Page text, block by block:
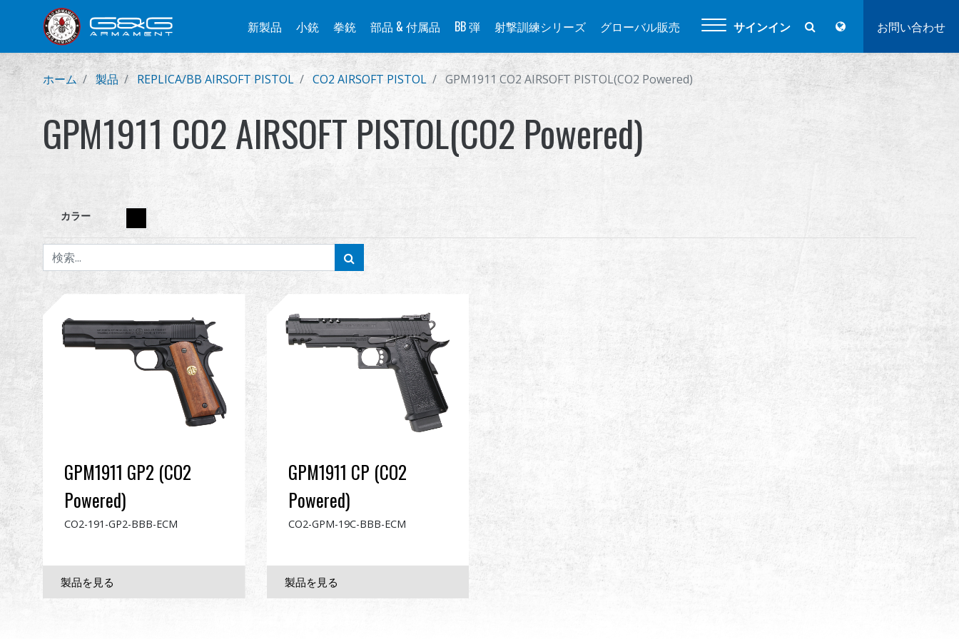
新製品 小銃 拳銃 部品 & 付属品 BB 弾 射撃訓練シリーズ グローバル販売 サインイン お問い合わせ
ホーム 製品 REPLICA/BB AIRSOFT PISTOL CO2 AIRSOFT PISTOL GPM1911 CO2 AIRSOFT PISTOL(CO2 Powered)
GPM1911 CO2 AIRSOFT PISTOL(CO2 Powered)
カラー
GPM1911 GP2 (CO2
Powered)
CO2-191-GP2-BBB-ECM
GPM1911 CP (CO2
Powered)
CO2-GPM-19C-BBB-ECM